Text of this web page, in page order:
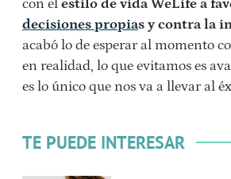
con el estilo de vida WeLife a
decisiones propias y contra la
acabó lo de esperar al momento
en realidad, lo que evitamos es
es lo único que nos va a llevar al
TE PUEDE INTERESAR